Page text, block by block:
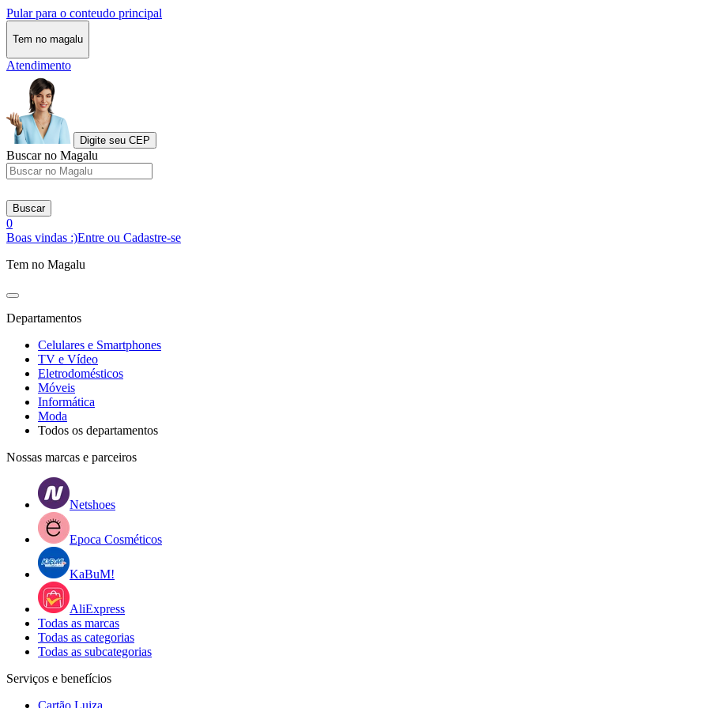
Pular para o conteudo principal
Tem no magalu
Atendimento
Digite seu CEP
Buscar no Magalu
Buscar
0
Boas vindas :)Entre ou Cadastre-se
Tem no Magalu
Departamentos
Celulares e Smartphones
TV e Vídeo
Eletrodomésticos
Móveis
Informática
Moda
Todos os departamentos
Nossas marcas e parceiros
Netshoes
Epoca Cosméticos
KaBuM!
AliExpress
Todas as marcas
Todas as categorias
Todas as subcategorias
Serviços e benefícios
Cartão Luiza